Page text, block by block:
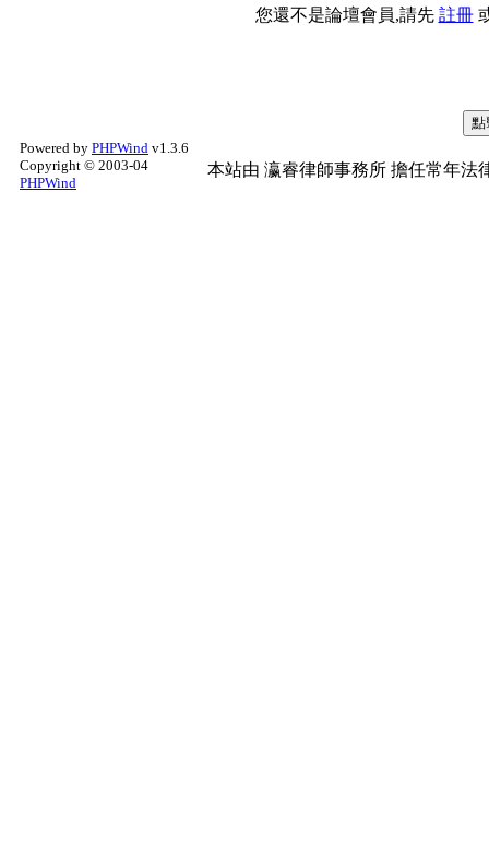
您還不是論壇會員,請先 註冊
Powered by PHPWind v1.3.6
Copyright © 2003-04
PHPWind
本站由 瀛睿律師事務所 擔任常年法